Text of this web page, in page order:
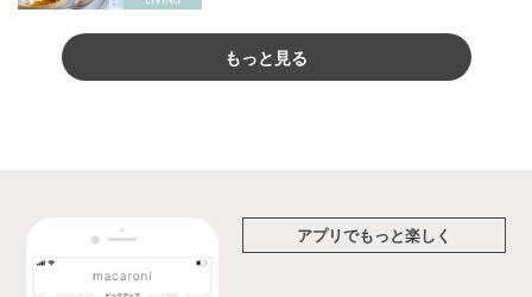
もっと見る
アプリでもっと楽しく